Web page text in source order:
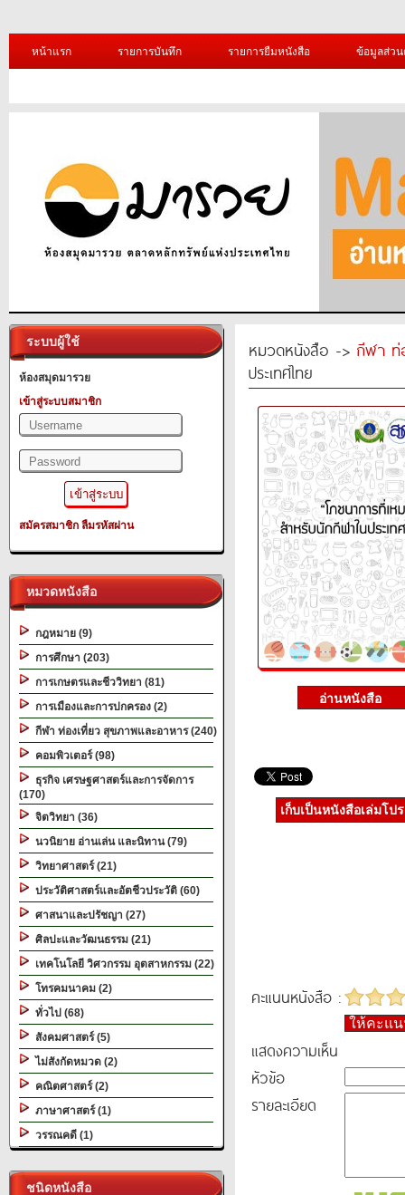
หน้าแรก รายการบันทึก รายการยืมหนังสือ ข้อมูลส่ว
ระบบผู้ใช้
ห้องสมุดมารวย
เข้าสู่ระบบสมาชิก
สมัครสมาชิก ลืมรหัสผ่าน
หมวดหนังสือ
กฎหมาย (9)
การศึกษา (203)
การเกษตรและชีววิทยา (81)
การเมืองและการปกครอง (2)
กีฬา ท่องเที่ยว สุขภาพและอาหาร (240)
คอมพิวเตอร์ (98)
ธุรกิจ เศรษฐศาสตร์และการจัดการ
(170)
จิตวิทยา (36)
นวนิยาย อ่านเล่น และนิทาน (79)
วิทยาศาสตร์ (21)
ประวัติศาสตร์และอัตชีวประวัติ (60)
ศาสนาและปรัชญา (27)
ศิลปะและวัฒนธรรม (21)
เทคโนโลยี วิศวกรรม อุตสาหกรรม (22)
โทรคมนาคม (2)
ทั่วไป (68)
สังคมศาสตร์ (5)
ไม่สังกัดหมวด (2)
คณิตศาสตร์ (2)
ภาษาศาสตร์ (1)
วรรณคดี (1)
ชนิดหนังสือ
หมวดหนังสือ -> กีฬา ท่
ประเทศไทย
เก็บเป็นหนังสือเล่มโป
คะแนนหนังสือ :
ให้คะแ
แสดงความเห็น
หัวข้อ
รายละเอียด